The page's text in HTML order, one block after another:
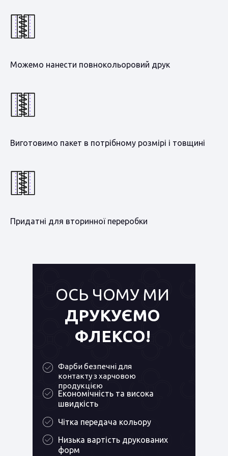
Можемо нанести повнокольоровий друк
Виготовимо пакет в потрібному розмірі і товщині
Придатні для вторинної переробки
ОСЬ ЧОМУ МИ
ДРУКУЄМО
ФЛЕКСО!
Фарби безпечні для
контакту з харчовою
продукцією
Економічність та висока
швидкість
Чітка передача кольору
Низька вартість друкованих
форм